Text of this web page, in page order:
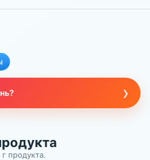
›
продукта.